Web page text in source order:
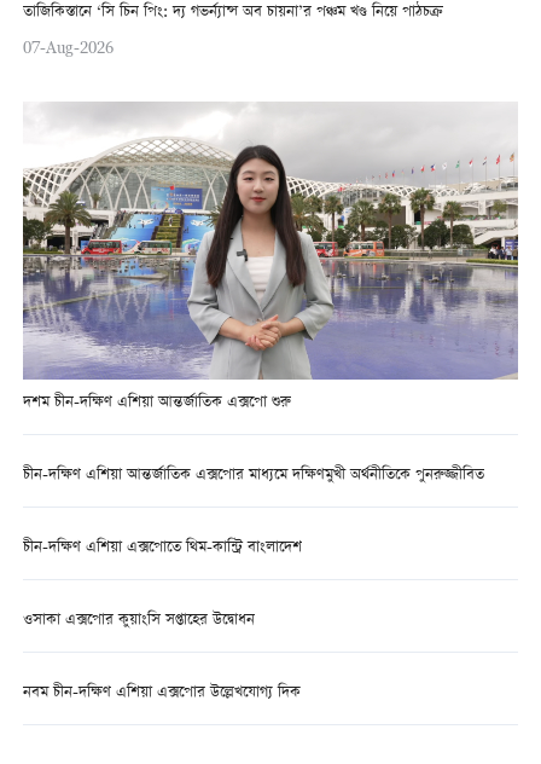
তাজিকিস্তানে ‘সি চিন পিং: দ্য গভর্ন্যান্স অব চায়না’র পঞ্চম খণ্ড নিয়ে পাঠচক্র
07-Aug-2026
দশম চীন-দক্ষিণ এশিয়া আন্তর্জাতিক এক্সপো শুরু
চীন-দক্ষিণ এশিয়া আন্তর্জাতিক এক্সপোর মাধ্যমে দক্ষিণমুখী অর্থনীতিকে পুনরুজ্জীবিত
চীন-দক্ষিণ এশিয়া এক্সপোতে থিম-কান্ট্রি বাংলাদেশ
ওসাকা এক্সপোর কুয়াংসি সপ্তাহের উদ্বোধন
নবম চীন-দক্ষিণ এশিয়া এক্সপোর উল্লেখযোগ্য দিক